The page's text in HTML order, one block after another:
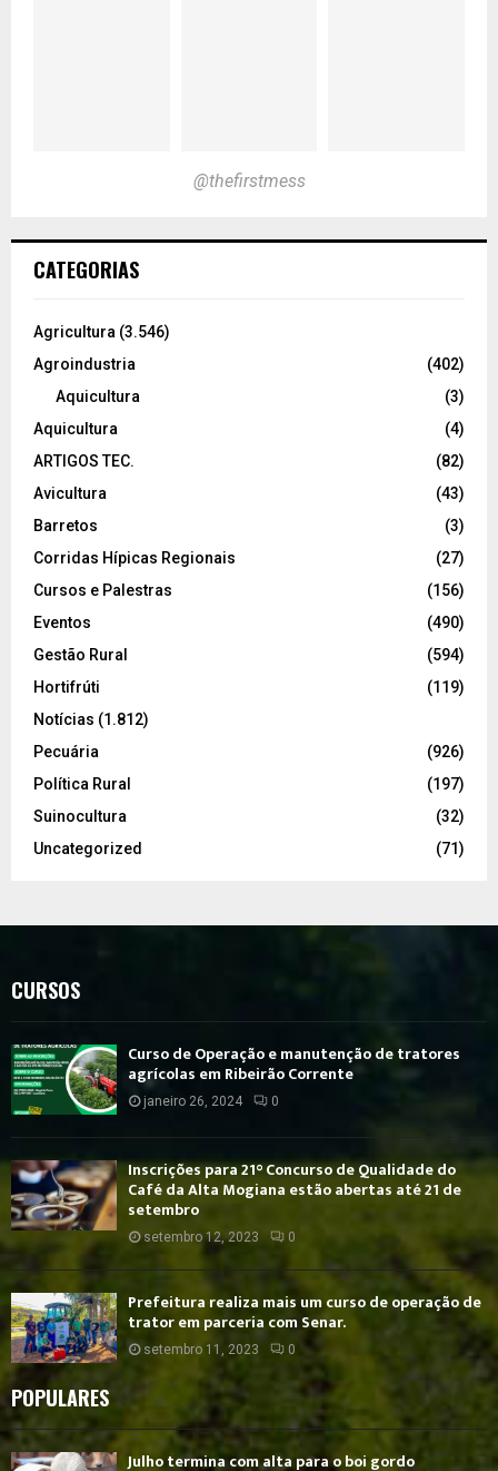
@thefirstmess
CATEGORIAS
Agricultura (3.546)
Agroindustria
(402)
Aquicultura
(3)
Aquicultura
(4)
ARTIGOS TEC.
(82)
Avicultura
(43)
Barretos
(3)
Corridas Hípicas Regionais
(27)
Cursos e Palestras
(156)
Eventos
(490)
Gestão Rural
(594)
Hortifrúti
(119)
Notícias (1.812)
Pecuária
(926)
Política Rural
(197)
Suinocultura
(32)
Uncategorized
(71)
CURSOS
Curso de Operação e manutenção de tratores
agrícolas em Ribeirão Corrente
janeiro 26, 2024 0
Inscrições para 21° Concurso de Qualidade do
Café da Alta Mogiana estão abertas até 21 de
setembro
setembro 12, 2023 0
Prefeitura realiza mais um curso de operação de
trator em parceria com Senar.
setembro 11, 2023 0
POPULARES
Julho termina com alta para o boi gordo